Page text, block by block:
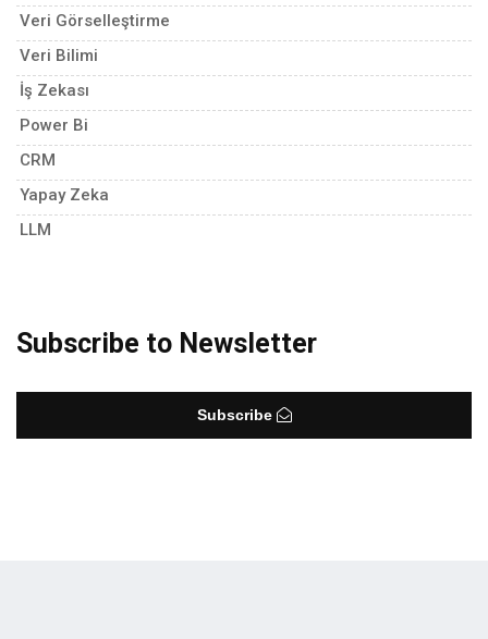
Veri Görselleştirme
Veri Bilimi
İş Zekası
Power Bi
CRM
Yapay Zeka
LLM
Subscribe to Newsletter
Subscribe